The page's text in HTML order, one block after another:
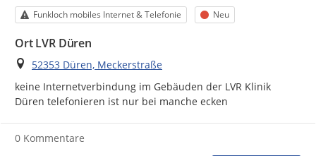
Kategorie
Funkloch mobiles Internet & Telefonie Status
Neu
Ort LVR Düren
Ort
52353 Düren, Meckerstraße
keine Internetverbindung im Gebäuden der LVR Klinik
Düren telefonieren ist nur bei manche ecken
0 Kommentare